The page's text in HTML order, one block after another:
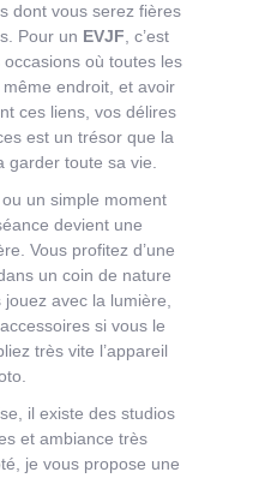
dont vous serez fières
Pour un EVJF , c’est
occasions où toutes les
endroit, et avoir
ces liens, vos délires
est un trésor que la
toute sa vie.
un simple moment
devient une
Vous profitez d’une
un coin de nature
avec la lumière,
si vous le
très vite l’appareil
il existe des studios
et ambiance très
je vous propose une